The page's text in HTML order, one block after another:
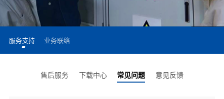
服务支持 业务联络
售后服务 下载中心 常见问题 意见反馈